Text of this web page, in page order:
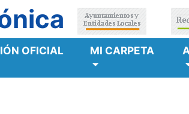
OFICIAL MI CARPETA